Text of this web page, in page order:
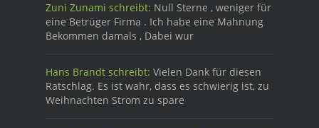
Zuni Zunami schreibt: Null Sterne , weniger für
eine Betrüger Firma . Ich habe eine Mahnung
Bekommen damals , Dabei wur
Hans Brandt schreibt: Vielen Dank für diesen
Ratschlag. Es ist wahr, dass es schwierig ist, zu
Weihnachten Strom zu spare